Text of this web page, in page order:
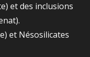
et des inclusions
et Nésosilicates